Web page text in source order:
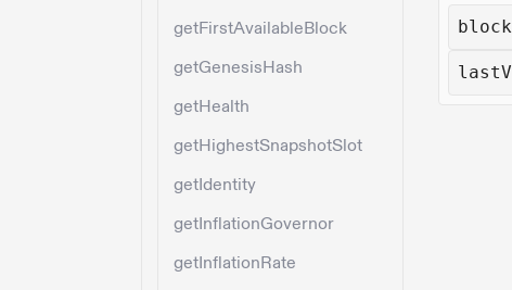
getFirstAvailableBlock
getGenesisHash
getHealth
getHighestSnapshotSlot
getIdentity
getInflationGovernor
getInflationRate